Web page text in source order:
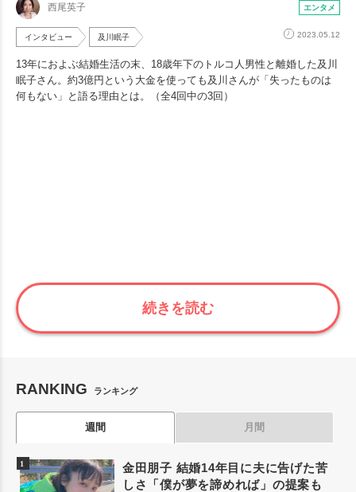
西尾英子 エンタメ
インタビュー 及川眠子 2023.05.12
13年におよぶ結婚生活の末、18歳年下のトルコ人男性と離婚した及川
眠子さん。約3億円という大金を使っても及川さんが「失ったものは
何もない」と語る理由とは。（全4回中の3回）
続きを読む
RANKING ランキング
週間 月間
金田朋子 結婚14年目に夫に告げた苦
しさ「僕が夢を諦めれば」の提案も